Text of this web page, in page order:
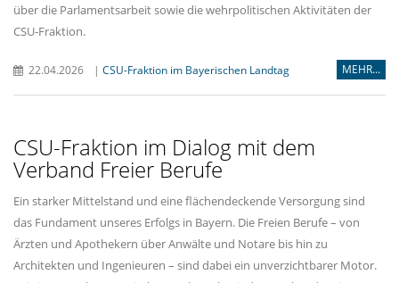
über die Parlamentsarbeit sowie die wehrpolitischen Aktivitäten der
CSU-Fraktion.
22.04.2026 | CSU-Fraktion im Bayerischen Landtag MEHR...
CSU-Fraktion im Dialog mit dem
Verband Freier Berufe
Ein starker Mittelstand und eine flächendeckende Versorgung sind
das Fundament unseres Erfolgs in Bayern. Die Freien Berufe – von
Ärzten und Apothekern über Anwälte und Notare bis hin zu
Architekten und Ingenieuren – sind dabei ein unverzichtbarer Motor.